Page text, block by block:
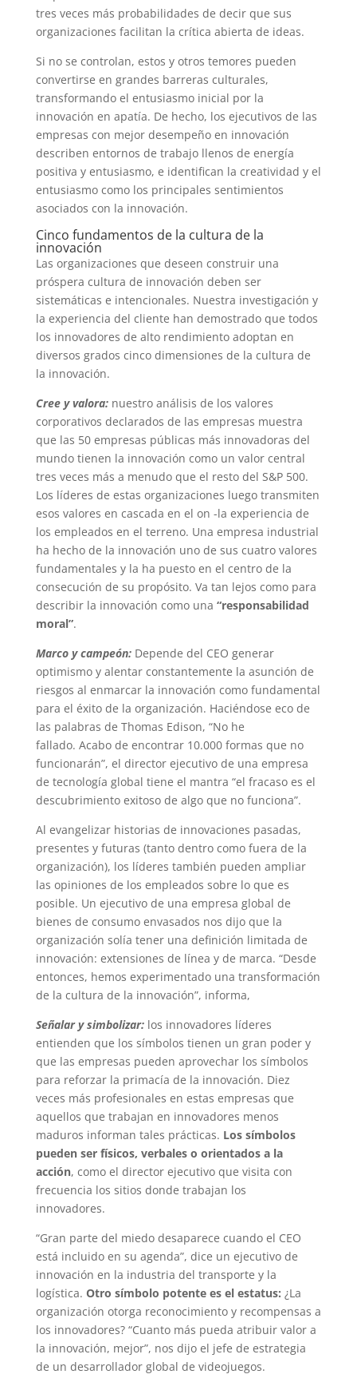
tres veces más probabilidades de decir que sus
organizaciones facilitan la crítica abierta de ideas.
Si no se controlan, estos y otros temores pueden
convertirse en grandes barreras culturales,
transformando el entusiasmo inicial por la
innovación en apatía. De hecho, los ejecutivos de las
empresas con mejor desempeño en innovación
describen entornos de trabajo llenos de energía
positiva y entusiasmo, e identifican la creatividad y el
entusiasmo como los principales sentimientos
asociados con la innovación.
Cinco fundamentos de la cultura de la
innovación
Las organizaciones que deseen construir una
próspera cultura de innovación deben ser
sistemáticas e intencionales. Nuestra investigación y
la experiencia del cliente han demostrado que todos
los innovadores de alto rendimiento adoptan en
diversos grados cinco dimensiones de la cultura de
la innovación.
Cree y valora:nuestro análisis de los valores
corporativos declarados de las empresas muestra
que las 50 empresas públicas más innovadoras del
mundo tienen la innovación como un valor central
tres veces más a menudo que el resto del S&P 500.
Los líderes de estas organizaciones luego transmiten
esos valores en cascada en el on -la experiencia de
los empleados en el terreno. Una empresa industrial
ha hecho de la innovación uno de sus cuatro valores
fundamentales y la ha puesto en el centro de la
consecución de su propósito. Va tan lejos como para
describir la innovación como una “responsabilidad
moral”.
Marco y campeón: Depende del CEO generar
optimismo y alentar constantemente la asunción de
riesgos al enmarcar la innovación como fundamental
para el éxito de la organización. Haciéndose eco de
las palabras de Thomas Edison, “No he
fallado. Acabo de encontrar 10.000 formas que no
funcionarán”, el director ejecutivo de una empresa
de tecnología global tiene el mantra “el fracaso es el
descubrimiento exitoso de algo que no funciona”.
Al evangelizar historias de innovaciones pasadas,
presentes y futuras (tanto dentro como fuera de la
organización), los líderes también pueden ampliar
las opiniones de los empleados sobre lo que es
posible. Un ejecutivo de una empresa global de
bienes de consumo envasados nos dijo que la
organización solía tener una definición limitada de
innovación: extensiones de línea y de marca. “Desde
entonces, hemos experimentado una transformación
de la cultura de la innovación”, informa,
Señalar y simbolizar:los innovadores líderes
entienden que los símbolos tienen un gran poder y
que las empresas pueden aprovechar los símbolos
para reforzar la primacía de la innovación. Diez
veces más profesionales en estas empresas que
aquellos que trabajan en innovadores menos
maduros informan tales prácticas. Los símbolos
pueden ser físicos, verbales o orientados a la
acción, como el director ejecutivo que visita con
frecuencia los sitios donde trabajan los
innovadores.
“Gran parte del miedo desaparece cuando el CEO
está incluido en su agenda”, dice un ejecutivo de
innovación en la industria del transporte y la
logística. Otro símbolo potente es el estatus: ¿La
organización otorga reconocimiento y recompensas a
los innovadores? “Cuanto más pueda atribuir valor a
la innovación, mejor”, nos dijo el jefe de estrategia
de un desarrollador global de videojuegos.